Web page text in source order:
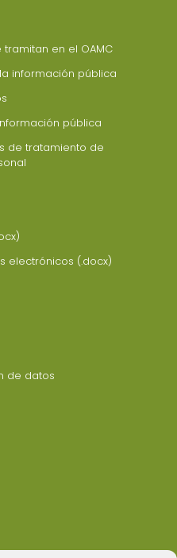
en el OAMC
información pública
pública
de tratamiento de
electrónicos (.docx)
de datos